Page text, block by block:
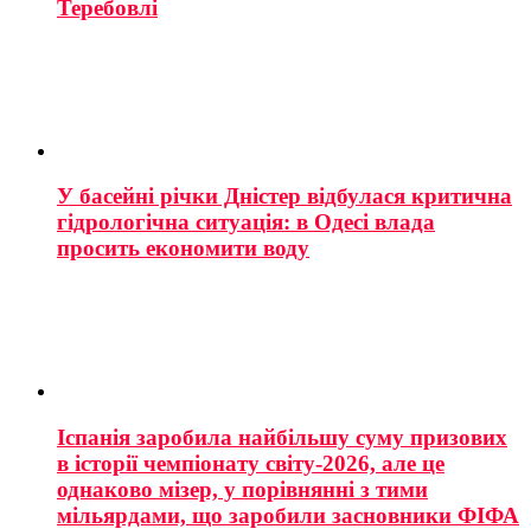
Теребовлі
У басейні річки Дністер відбулася критична
гідрологічна ситуація: в Одесі влада
просить економити воду
Іспанія заробила найбільшу суму призових
в історії чемпіонату світу-2026, але це
однаково мізер, у порівнянні з тими
мільярдами, що заробили засновники ФІФА